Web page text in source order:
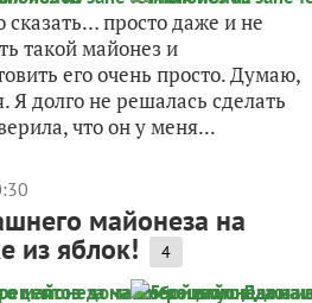
сказать… просто даже и не
такой майонез и
его очень просто. Думаю,
Я долго не решалась сделать
что он у меня...
майонеза на
из яблок! 4